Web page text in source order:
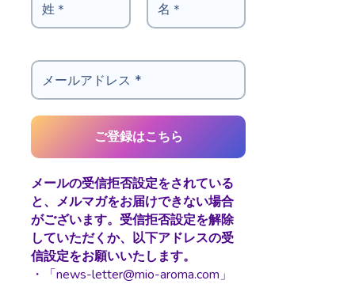
メールの受信拒否設定をされている
と、メルマガをお届けできない場合
がございます。受信拒否設定を解除
していただくか、以下アドレスの受
信設定をお願いいたします。
・「news-letter@mio-aroma.com」